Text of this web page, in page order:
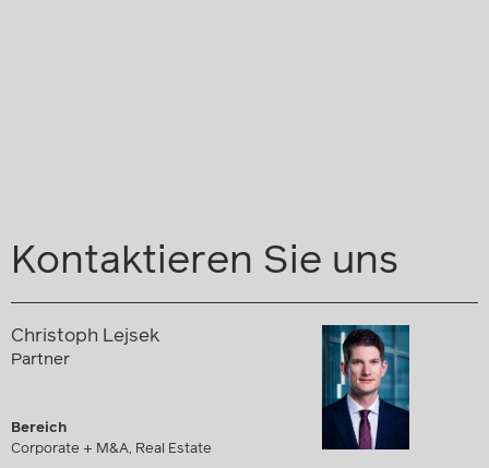
Kontaktieren Sie uns
Christoph Lejsek
Partner
Bereich
Corporate + M&A, Real Estate